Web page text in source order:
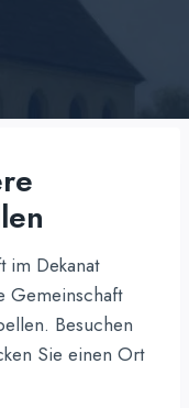
im Dekanat
Gemeinschaft
Besuchen
Sie einen Ort